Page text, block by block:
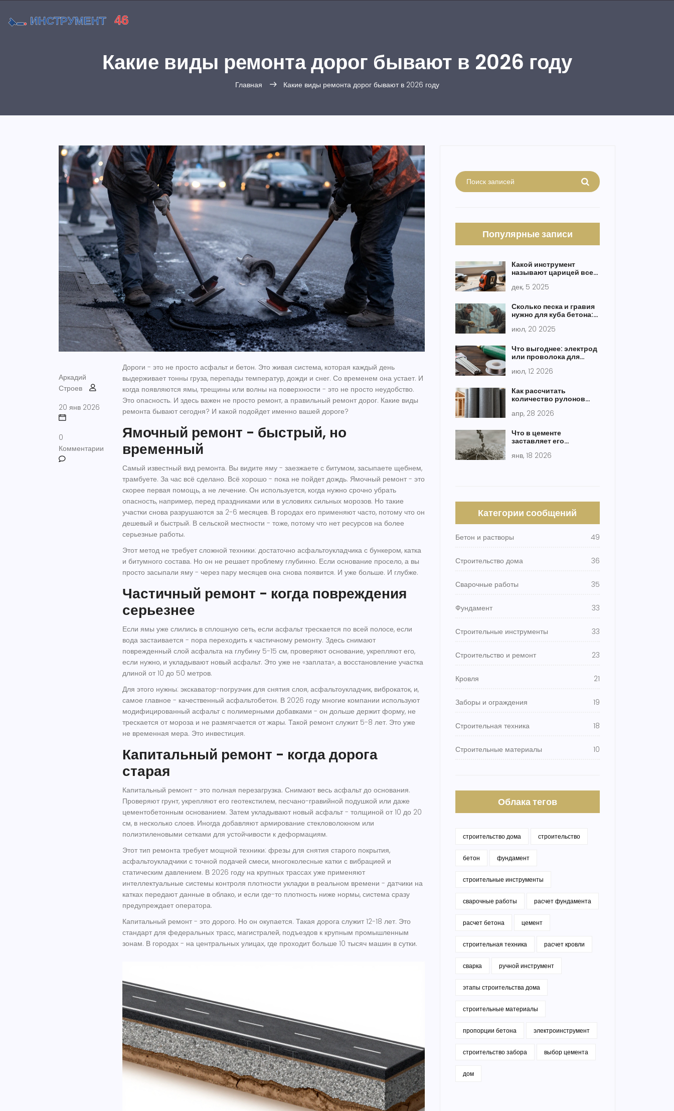
Какие виды ремонта дорог бывают в 2026 году
Главная Какие виды ремонта дорог бывают в 2026 году
Аркадий
Строев
20 янв 2026
0
Комментарии
Дороги - это не просто асфальт и бетон. Это живая система, которая каждый день
выдерживает тонны груза, перепады температур, дожди и снег. Со временем она устает. И
когда появляются ямы, трещины или волны на поверхности - это не просто неудобство.
Это опасность. И здесь важен не просто ремонт, а правильный ремонт дорог. Какие виды
ремонта бывают сегодня? И какой подойдет именно вашей дороге?
Ямочный ремонт - быстрый, но
временный
Самый известный вид ремонта. Вы видите яму - заезжаете с битумом, засыпаете щебнем,
трамбуете. За час всё сделано. Всё хорошо - пока не пойдет дождь. Ямочный ремонт - это
скорее первая помощь, а не лечение. Он используется, когда нужно срочно убрать
опасность, например, перед праздниками или в условиях сильных морозов. Но такие
участки снова разрушаются за 2-6 месяцев. В городах его применяют часто, потому что он
дешевый и быстрый. В сельской местности - тоже, потому что нет ресурсов на более
серьезные работы.
Этот метод не требует сложной техники: достаточно асфальтоукладчика с бункером, катка
и битумного состава. Но он не решает проблему глубинно. Если основание просело, а вы
просто засыпали яму - через пару месяцев она снова появится. И уже больше. И глубже.
Частичный ремонт - когда повреждения
серьезнее
Если ямы уже слились в сплошную сеть, если асфальт трескается по всей полосе, если
вода застаивается - пора переходить к частичному ремонту. Здесь снимают
поврежденный слой асфальта на глубину 5-15 см, проверяют основание, укрепляют его,
если нужно, и укладывают новый асфальт. Это уже не «заплата», а восстановление участка
длиной от 10 до 50 метров.
Для этого нужны: экскаватор-погрузчик для снятия слоя, асфальтоукладчик, виброкаток, и,
самое главное - качественный асфальтобетон. В 2026 году многие компании используют
модифицированный асфальт с полимерными добавками - он дольше держит форму, не
трескается от мороза и не размягчается от жары. Такой ремонт служит 5-8 лет. Это уже
не временная мера. Это инвестиция.
Капитальный ремонт - когда дорога
старая
Капитальный ремонт - это полная перезагрузка. Снимают весь асфальт до основания.
Проверяют грунт, укрепляют его геотекстилем, песчано-гравийной подушкой или даже
цементобетонным основанием. Затем укладывают новый асфальт - толщиной от 10 до 20
см, в несколько слоев. Иногда добавляют армирование стекловолокном или
полиэтиленовыми сетками для устойчивости к деформациям.
Этот тип ремонта требует мощной техники: фрезы для снятия старого покрытия,
асфальтоукладчики с точной подачей смеси, многоколесные катки с вибрацией и
статическим давлением. В 2026 году на крупных трассах уже применяют
интеллектуальные системы контроля плотности укладки в реальном времени - датчики на
катках передают данные в облако, и если где-то плотность ниже нормы, система сразу
предупреждает оператора.
Капитальный ремонт - это дорого. Но он окупается. Такая дорога служит 12-18 лет. Это
стандарт для федеральных трасс, магистралей, подъездов к крупным промышленным
зонам. В городах - на центральных улицах, где проходит больше 10 тысяч машин в сутки.
Популярные записи
Какой инструмент
называют царицей всех
строительстве
дек, 5 2025
Сколько песка и гравия
нужно для куба бетона:
советы
июл, 20 2025
Что выгоднее: электрод
или проволока для
затрат и качества
июл, 12 2026
Как рассчитать
количество рулонов
пошаговый гид
апр, 28 2026
Что в цементе
заставляет его
янв, 18 2026
Категории сообщений
Бетон и растворы 49
Строительство дома 36
Сварочные работы 35
Фундамент 33
Строительные инструменты 33
Строительство и ремонт 23
Кровля 21
Заборы и ограждения 19
Строительная техника 18
Строительные материалы 10
Облака тегов
строительство дома строительство
бетон фундамент
строительные инструменты
сварочные работы расчет фундамента
расчет бетона цемент
строительная техника расчет кровли
сварка ручной инструмент
этапы строительства дома
строительные материалы
пропорции бетона электроинструмент
строительство забора выбор цемента
дом